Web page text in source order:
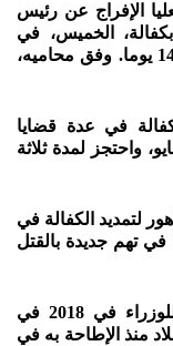
الإفراج عن رئيس
الخميس، في
اتهامات بالقتل، مما حال دون حبسه لمدة 14 يوما. وفق محاميه،
في عدة قضايا
واحتجز لمدة ثلاثة
لتمديد الكفالة في
في تهم جديدة بالقتل
ودخل خان (70 عاما) الذي أصبح رئيسا للوزراء في 2018 في
منذ الإطاحة به في